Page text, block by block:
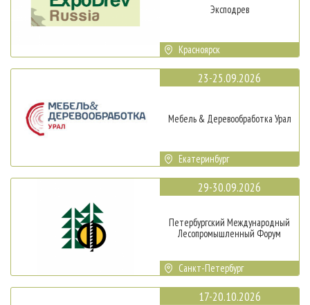
Эксподрев
Красноярск
23-25.09.2026
Мебель & Деревообработка Урал
Екатеринбург
29-30.09.2026
Петербургский Международный
Лесопромышленный Форум
Санкт-Петербург
17-20.10.2026